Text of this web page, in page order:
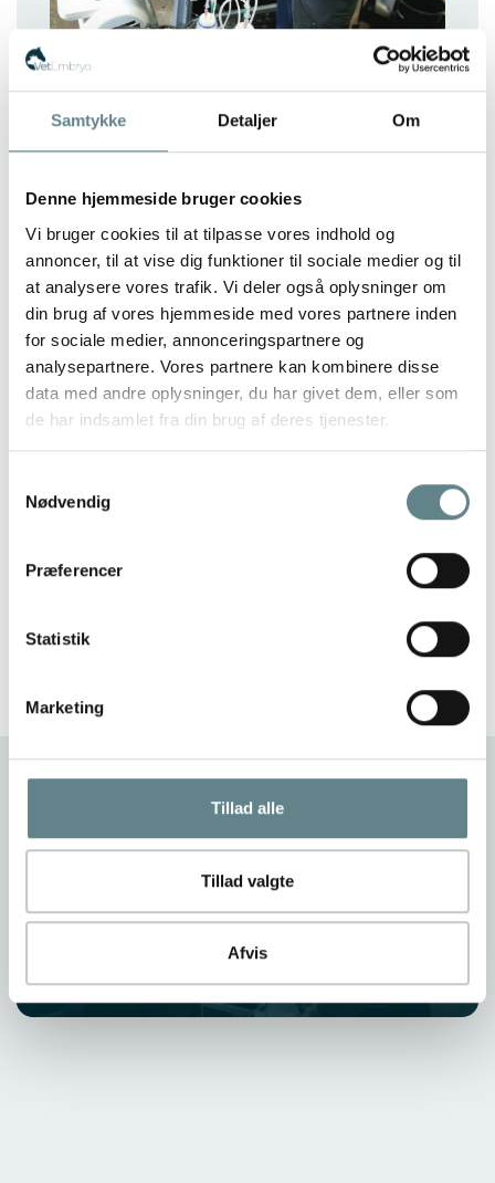
Samtykke Detaljer Om
Denne hjemmeside bruger cookies
Vi bruger cookies til at tilpasse vores indhold og
annoncer, til at vise dig funktioner til sociale medier og til
at analysere vores trafik. Vi deler også oplysninger om
din brug af vores hjemmeside med vores partnere inden
for sociale medier, annonceringspartnere og
analysepartnere. Vores partnere kan kombinere disse
data med andre oplysninger, du har givet dem, eller som
de har indsamlet fra din brug af deres tjenester.
Nødvendig
Præferencer
Statistik
Marketing
Tillad alle
Tillad valgte
Afvis
Send en besked
Vi tager dig med
I denne film tager vi dig med igennem hele processen.
Fra udtagning af æg, til befrugtning og til slut
overførsel af det befrugtede æg.